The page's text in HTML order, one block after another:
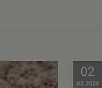
02
03.2026